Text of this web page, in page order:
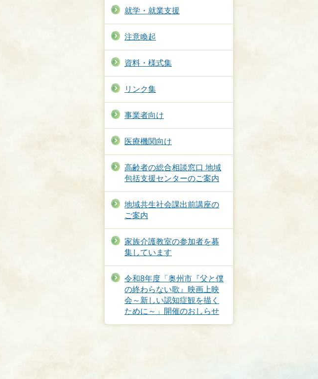
就学・就業支援
注意喚起
資料・様式集
リンク集
事業者向け
医療機関向け
高齢者の総合相談窓口 地域
包括支援センターのご案内
地域共生社会課出前講座の
ご案内
家族介護教室の参加者を募
集しています
令和8年度「奥州市『父と僕
の終わらない歌』映画上映
会～新しい認知症観を描く
ために～」開催のおしらせ